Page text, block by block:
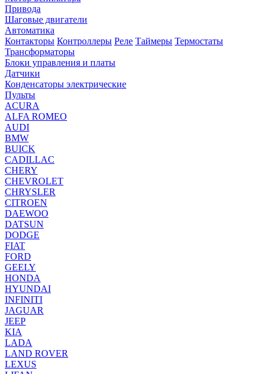
Привода
Шаговые двигатели
Автоматика
Контакторы Контроллеры Реле Таймеры Термостаты
Трансформаторы
Блоки управления и платы
Датчики
Конденсаторы электрические
Пульты
ACURA
ALFA ROMEO
AUDI
BMW
BUICK
CADILLAC
CHERY
CHEVROLET
CHRYSLER
CITROEN
DAEWOO
DATSUN
DODGE
FIAT
FORD
GEELY
HONDA
HYUNDAI
INFINITI
JAGUAR
JEEP
KIA
LADA
LAND ROVER
LEXUS